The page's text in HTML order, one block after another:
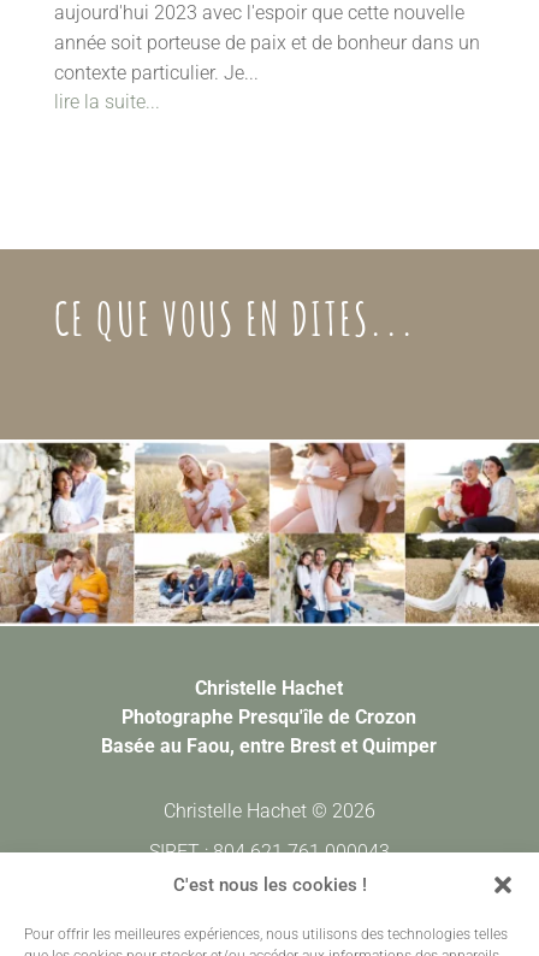
C'est nous les cookies !
Pour offrir les meilleures expériences, nous utilisons des technologies telles
aujourd'hui 2023 avec l'espoir que cette nouvelle
année soit porteuse de paix et de bonheur dans un
contexte particulier. Je...
lire la suite...
CE QUE VOUS EN DITES...
Christelle Hachet
Photographe Presqu'île de Crozon
Basée au Faou, entre Brest et Quimper
Christelle Hachet © 2026
SIRET : 804 621 761 000043
CODE APE : 7420Z
Prestations •Galeries Clients • Contact